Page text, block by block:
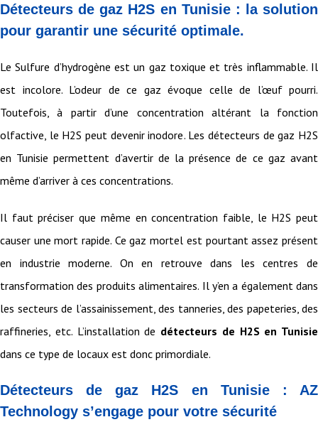
Détecteurs de gaz H2S en Tunisie : la solution
pour garantir une sécurité optimale.
Le Sulfure d’hydrogène est un gaz toxique et très inflammable. Il
est incolore. L’odeur de ce gaz évoque celle de l’œuf pourri.
Toutefois, à partir d’une concentration altérant la fonction
olfactive, le H2S peut devenir inodore. Les détecteurs de gaz H2S
en Tunisie permettent d’avertir de la présence de ce gaz avant
même d’arriver à ces concentrations.
Il faut préciser que même en concentration faible, le H2S peut
causer une mort rapide. Ce gaz mortel est pourtant assez présent
en industrie moderne. On en retrouve dans les centres de
transformation des produits alimentaires. Il y’en a également dans
les secteurs de l’assainissement, des tanneries, des papeteries, des
raffineries, etc. L’installation de détecteurs de H2S en Tunisie
dans ce type de locaux est donc primordiale.
Détecteurs de gaz H2S en Tunisie : AZ
Technology s’engage pour votre sécurité